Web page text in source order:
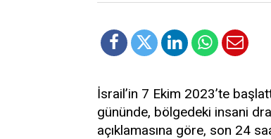
İsrail’in 7 Ekim 2023’te
gününde, bölgedeki insani
açıklamasına göre, son 24